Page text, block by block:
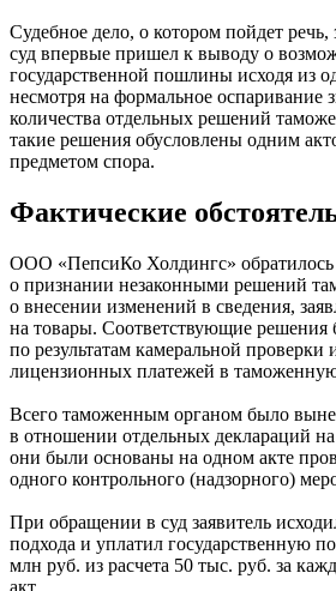
Судебное дело, о котором пойдет речь,
суд впервые пришел к выводу о
государственной пошлины исходя из
несмотря на формальное оспаривание
количества отдельных решений
такие решения обусловлены одним
предметом спора.
Фактические
ООО «ПепсиКо Холдингс» обратилось
о признании незаконными решений
о внесении изменений в сведения,
на товары. Соответствующие
по результатам камеральной проверки
лицензионных платежей в
Всего таможенным органом было
в отношении отдельных деклараций
они были основаны на одном акте
одного контрольного (надзорного)
При обращении в суд заявитель
подхода и уплатил государственную
млн руб. из расчета 50 тыс. руб. за
акт.